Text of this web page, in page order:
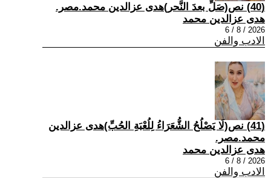
(40) نص(صَلِّ بعدَ النَّحر)هدى عزالدين محمد.مصر.
هدى عزالدين محمد
2026 / 8 / 6
الادب والفن
(41) نص(لَا يَصْلُحُ الشُّعَرَاءُ لِلُعْبَةِ الحُبِّ)هدى عزالدين
محمد.مصر.
هدى عزالدين محمد
2026 / 8 / 6
الادب والفن